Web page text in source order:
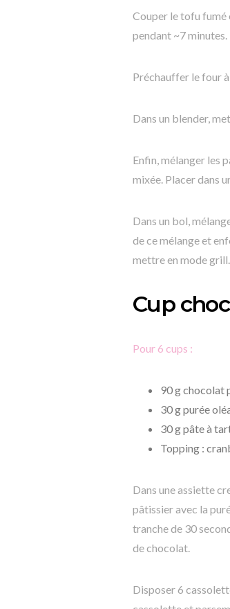
Couper le tofu fumé
pendant ~7
Préchauffer le four
Dans un blender,
Enfin, mélanger les
mixée. Placer dans
Dans un bol,
de ce mélange et
mettre en mode grill.
Cup
Pour 6 cups :
90 g chocolat
30 g purée
30 g pâte à
Topping :
Dans une assiette
pâtissier avec la
tranche de 30
de chocolat.
Disposer 6